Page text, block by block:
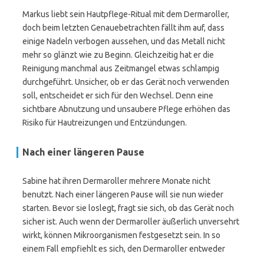
Markus liebt sein Hautpflege-Ritual mit dem Dermaroller,
doch beim letzten Genauebetrachten fällt ihm auf, dass
einige Nadeln verbogen aussehen, und das Metall nicht
mehr so glänzt wie zu Beginn. Gleichzeitig hat er die
Reinigung manchmal aus Zeitmangel etwas schlampig
durchgeführt. Unsicher, ob er das Gerät noch verwenden
soll, entscheidet er sich für den Wechsel. Denn eine
sichtbare Abnutzung und unsaubere Pflege erhöhen das
Risiko für Hautreizungen und Entzündungen.
Nach einer längeren Pause
Sabine hat ihren Dermaroller mehrere Monate nicht
benutzt. Nach einer längeren Pause will sie nun wieder
starten. Bevor sie loslegt, fragt sie sich, ob das Gerät noch
sicher ist. Auch wenn der Dermaroller äußerlich unversehrt
wirkt, können Mikroorganismen festgesetzt sein. In so
einem Fall empfiehlt es sich, den Dermaroller entweder